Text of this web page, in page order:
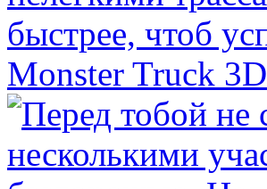
Monster Truck 3D